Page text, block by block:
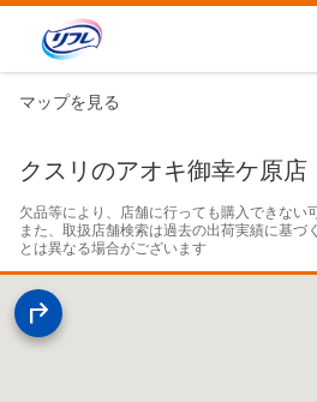
マップを見る
クスリのアオキ御幸ケ原店
欠品等により、店舗に行っても購入できない
また、取扱店舗検索は過去の出荷実績に基づ
とは異なる場合がございます